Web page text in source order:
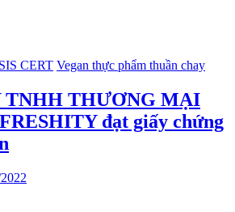
CERT Vegan thực phẩm thuần chay
TNHH THƯƠNG MẠI
đạt giấy chứng